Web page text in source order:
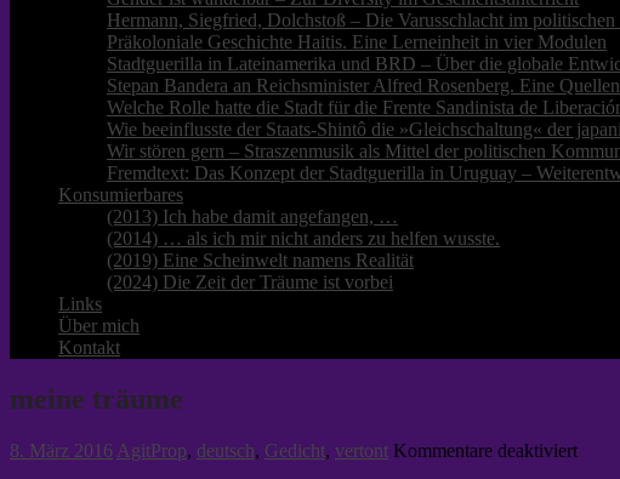
Hermann, Siegfried, Dolchstoß – Die Varusschlacht im
Präkoloniale Geschichte Haitis. Eine Lerneinheit in vier Modulen
Stadtguerilla in Lateinamerika und BRD – Über die globale
Stepan Bandera an Reichsminister Alfred Rosenberg. Eine
Welche Rolle hatte die Stadt für die Frente Sandinista de
Wie beeinflusste der Staats-Shintô die »Gleichschaltung« der
Wir stören gern – Straszenmusik als Mittel der politischen
Fremdtext: Das Konzept der Stadtguerilla in Uruguay –
Konsumierbares
(2013) Ich habe damit angefangen, …
(2014) … als ich mir nicht anders zu helfen wusste.
(2019) Eine Scheinwelt namens Realität
(2024) Die Zeit der Träume ist vorbei
Links
Über mich
Kontakt
meine träume
8. März 2016 AgitProp, deutsch, Gedicht, vertont Kommentare deaktiviertfür